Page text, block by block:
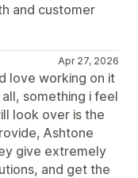
and customer
Apr 27, 2026
love working on it
something i feel
look over is the
Ashtone
give extremely
and get the